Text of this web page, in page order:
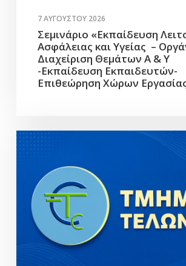
7 ΑΥΓΟΎΣΤΟΥ 2026
Σεμινάριο «Εκπαίδευση
Ασφάλειας και Υγείας –
Διαχείριση Θεμάτων Α & Υ
-Εκπαίδευση Εκπαιδευτών-
Επιθεώρηση Χώρων